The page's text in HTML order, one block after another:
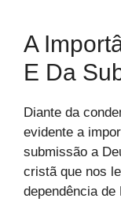
A
E Da
Diante da
evidente a
submissão a
cristã que nos
dependência